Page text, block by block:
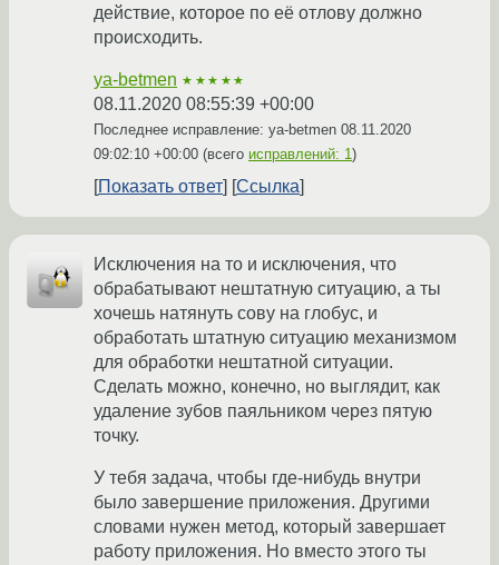
действие, которое по её отлову должно
происходить.
ya-betmen ★★★★★
08.11.2020 08:55:39 +00:00
Последнее исправление: ya-betmen 08.11.2020
09:02:10 +00:00 (всего исправлений: 1)
Показать ответ Ссылка
Исключения на то и исключения, что
обрабатывают нештатную ситуацию, а ты
хочешь натянуть сову на глобус, и
обработать штатную ситуацию механизмом
для обработки нештатной ситуации.
Сделать можно, конечно, но выглядит, как
удаление зубов паяльником через пятую
точку.
У тебя задача, чтобы где-нибудь внутри
было завершение приложения. Другими
словами нужен метод, который завершает
работу приложения. Но вместо этого ты